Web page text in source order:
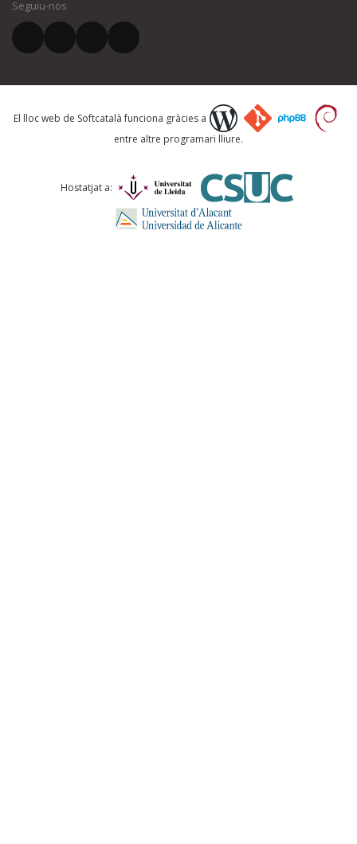
El vostre correu electrònic *
Què proposeu?
Comentari *
Seguiu-nos
El lloc web de Softcatalà funciona gràcies a
entre altre programari lliure.
Hostatjat a: